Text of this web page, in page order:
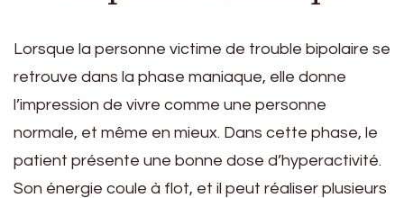
Lorsque la personne victime de trouble bipolaire se
retrouve dans la phase maniaque, elle donne
l’impression de vivre comme une personne
normale, et même en mieux. Dans cette phase, le
patient présente une bonne dose d’hyperactivité.
Son énergie coule à flot, et il peut réaliser plusieurs